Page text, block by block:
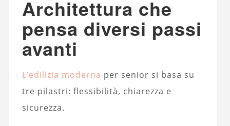
Architettura che
pensa diversi passi
avanti
L’edilizia moderna per senior si basa su
tre pilastri: flessibilità, chiarezza e
sicurezza.